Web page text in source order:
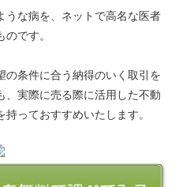
うな病を、ネットで高名な医者
です。
の条件に合う納得のいく取引を
、実際に売る際に活用した不動
っておすすめいたします。